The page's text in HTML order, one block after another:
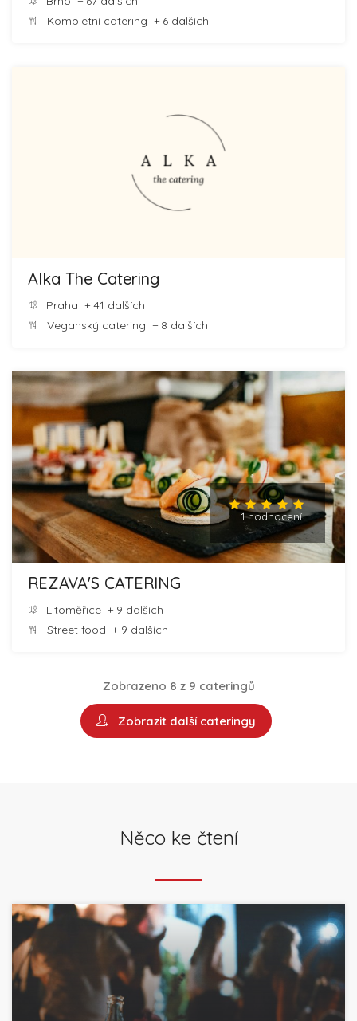
Kompletní catering + 6 dalších
Alka The Catering
Praha + 41 dalších
Veganský catering + 8 dalších
1 hodnocení
REZAVA'S CATERING
Litoměřice + 9 dalších
Street food + 9 dalších
Zobrazeno 8 z 9 cateringů
Zobrazit další cateringy
Něco ke čtení